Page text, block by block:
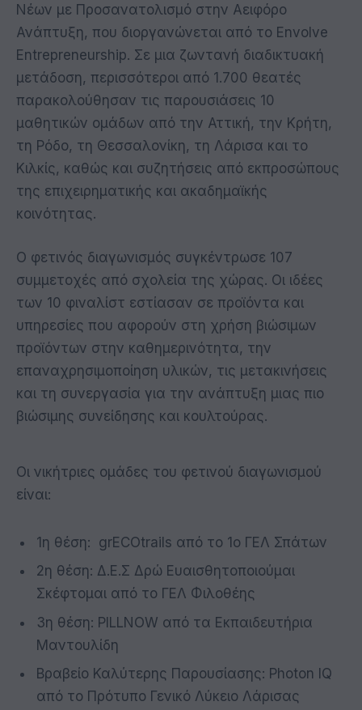
Νέων με Προσανατολισμό στην Αειφόρο
Ανάπτυξη, που διοργανώνεται από το Envolve
Entrepreneurship. Σε μια ζωντανή διαδικτυακή
μετάδοση, περισσότεροι από 1.700 θεατές
παρακολούθησαν τις παρουσιάσεις 10
μαθητικών ομάδων από την Αττική, την Κρήτη,
τη Ρόδο, τη Θεσσαλονίκη, τη Λάρισα και το
Κιλκίς, καθώς και συζητήσεις από εκπροσώπους
της επιχειρηματικής και ακαδημαϊκής
κοινότητας.
Ο φετινός διαγωνισμός συγκέντρωσε 107
συμμετοχές από σχολεία της χώρας. Οι ιδέες
των 10 φιναλίστ εστίασαν σε προϊόντα και
υπηρεσίες που αφορούν στη χρήση βιώσιμων
προϊόντων στην καθημερινότητα, την
επαναχρησιμοποίηση υλικών, τις μετακινήσεις
και τη συνεργασία για την ανάπτυξη μιας πιο
βιώσιμης συνείδησης και κουλτούρας.
Οι νικήτριες ομάδες του φετινού διαγωνισμού
είναι:
1η θέση: grECOtrails από το 1ο ΓΕΛ Σπάτων
2η θέση: Δ.Ε.Σ Δρώ Ευαισθητοποιούμαι
Σκέφτομαι από το ΓΕΛ Φιλοθέης
3η θέση: PILLNOW από τα Εκπαιδευτήρια
Μαντουλίδη
Βραβείο Καλύτερης Παρουσίασης: Photon IQ
από το Πρότυπο Γενικό Λύκειο Λάρισας